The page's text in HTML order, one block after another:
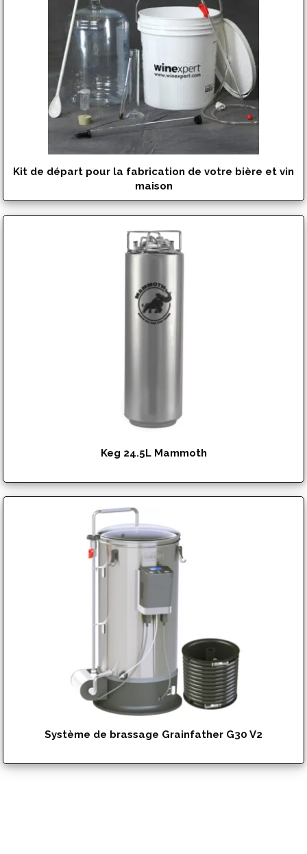
Kit de départ pour la fabrication de votre bière et vin
maison
Keg 24.5L Mammoth
Système de brassage Grainfather G30 V2